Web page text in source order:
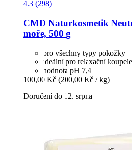
4.3 (298)
CMD Naturkosmetik
moře, 500 g
pro všechny typy pokožky
ideální pro relaxační
hodnota pH 7,4
100,00 Kč (200,00 Kč / kg)
Doručení do 12. srpna